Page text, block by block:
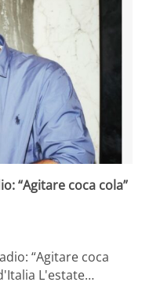
“Agitare coca cola”
“Agitare coca
L'estate…